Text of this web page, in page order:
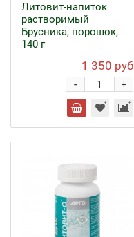
Литовит-напиток
растворимый
Брусника, порошок,
140 г
1 350 руб
+
-